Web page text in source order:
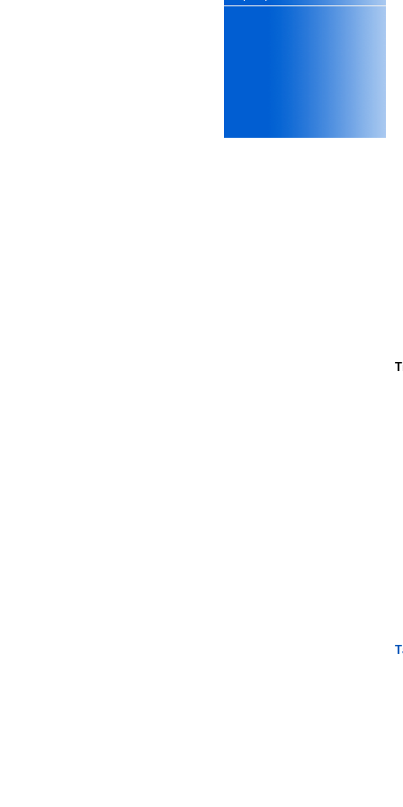
xấu, do không cẩn thận khi
Được gia đình hỗ trợ, có sức